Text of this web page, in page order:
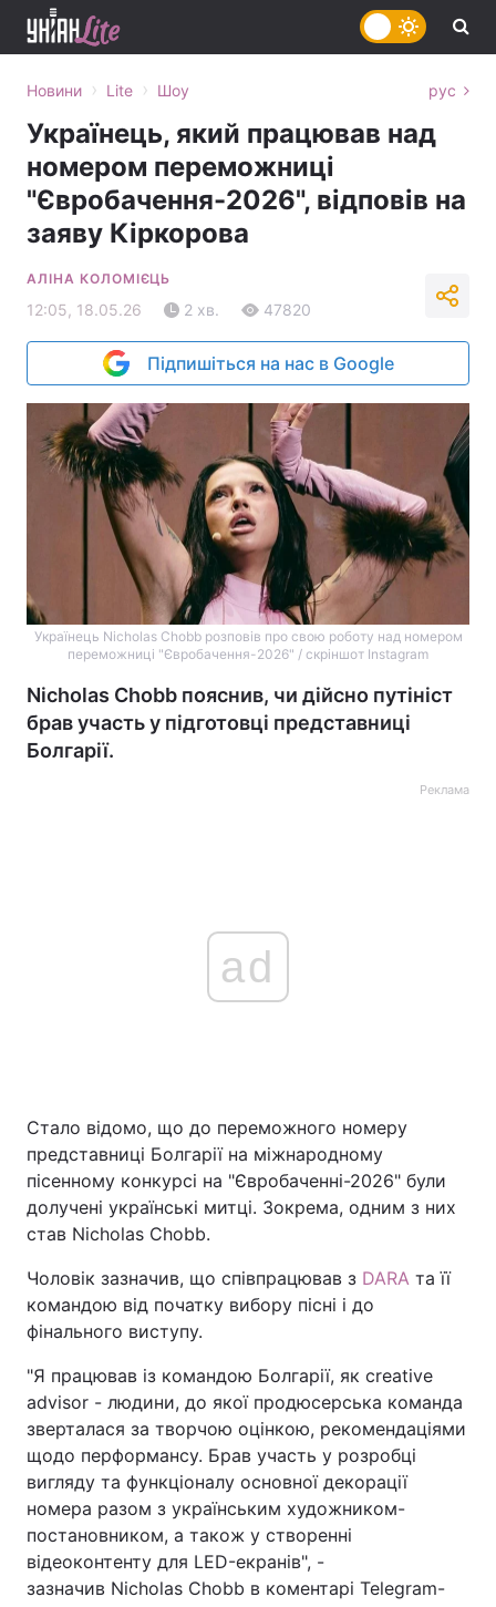
Україна Політика
Економіка Світ
Спорт
Техно і зв'язок Лайт
Зброя
Здоров'я Туризм
Цікавинки Погода
Екологія Регіони
Лонгріди
Відео з Youtube Статті
Новини › Lite › Шоу рус
Українець, який працював над
номером переможниці
"Євробачення-2026", відповів на
заяву Кіркорова
АЛІНА КОЛОМІЄЦЬ
12:05, 18.05.26 2 хв. 47820
Підпишіться на нас в Google
Українець Nicholas Chobb розповів про свою роботу над номером
переможниці "Євробачення-2026" / скріншот Instagram
Nicholas Chobb пояснив, чи дійсно путініст
брав участь у підготовці представниці
Болгарії.
Реклама
ad
Стало відомо, що до переможного номеру
представниці Болгарії на міжнародному
пісенному конкурсі на "Євробаченні-2026" були
долучені українські митці. Зокрема, одним з них
став Nicholas Chobb.
Чоловік зазначив, що співпрацював з DARA та її
командою від початку вибору пісні і до
фінального виступу.
"Я працював із командою Болгарії, як creative
advisor - людини, до якої продюсерська команда
зверталася за творчою оцінкою, рекомендаціями
щодо перформансу. Брав участь у розробці
вигляду та функціоналу основної декорації
номера разом з українським художником-
постановником, а також у створенні
відеоконтенту для LED-екранів", -
зазначив Nicholas Chobb в коментарі Telegram-